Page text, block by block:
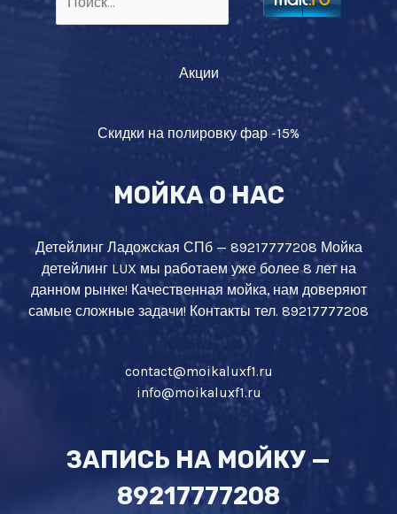
Акции
Скидки на полировку фар -15%
МОЙКА О НАС
Детейлинг Ладожская СПб — 89217777208 Мойка
детейлинг LUX мы работаем уже более 8 лет на
данном рынке! Качественная мойка, нам доверяют
самые сложные задачи! Контакты тел. 89217777208
contact@moikaluxf1.ru
info@moikaluxf1.ru
ЗАПИСЬ НА МОЙКУ —
89217777208